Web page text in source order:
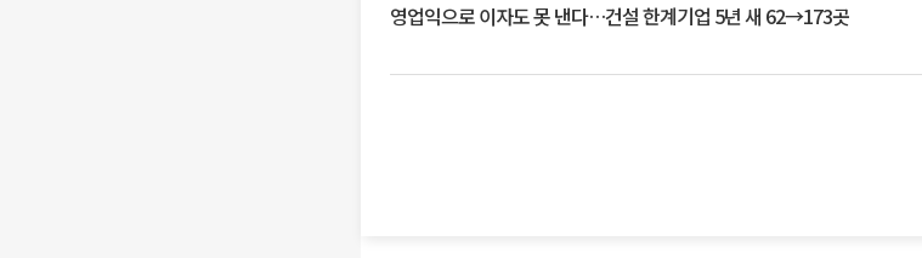
영업익으로 이자도 못 낸다…건설 한계기업 5년 새 62→173곳